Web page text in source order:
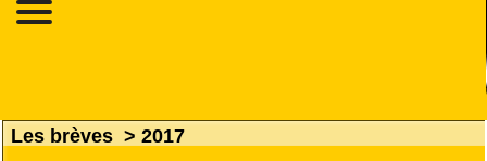
Les brèves > 2017